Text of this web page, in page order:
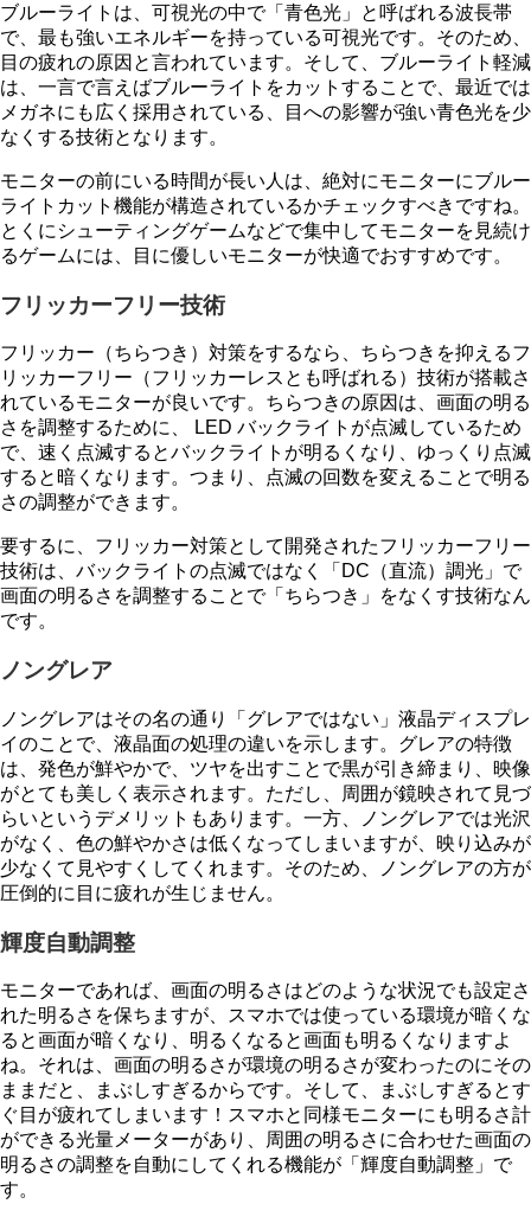
ブルーライトは、可視光の中で「青色光」と呼ばれる波長帯
で、最も強いエネルギーを持っている可視光です。そのため、
目の疲れの原因と言われています。そして、ブルーライト軽減
は、一言で言えばブルーライトをカットすることで、最近では
メガネにも広く採用されている、目への影響が強い青色光を少
なくする技術となります。
モニターの前にいる時間が長い人は、絶対にモニターにブルー
ライトカット機能が構造されているかチェックすべきですね。
とくにシューティングゲームなどで集中してモニターを見続け
るゲームには、目に優しいモニターが快適でおすすめです。
フリッカーフリー技術
フリッカー（ちらつき）対策をするなら、ちらつきを抑えるフ
リッカーフリー（フリッカーレスとも呼ばれる）技術が搭載さ
れているモニターが良いです。ちらつきの原因は、画面の明る
さを調整するために、 LED バックライトが点滅しているため
で、速く点滅するとバックライトが明るくなり、ゆっくり点滅
すると暗くなります。つまり、点滅の回数を変えることで明る
さの調整ができます。
要するに、フリッカー対策として開発されたフリッカーフリー
技術は、バックライトの点滅ではなく「DC（直流）調光」で
画面の明るさを調整することで「ちらつき」をなくす技術なん
です。
ノングレア
ノングレアはその名の通り「グレアではない」液晶ディスプレ
イのことで、液晶面の処理の違いを示します。グレアの特徴
は、発色が鮮やかで、ツヤを出すことで黒が引き締まり、映像
がとても美しく表示されます。ただし、周囲が鏡映されて見づ
らいというデメリットもあります。一方、ノングレアでは光沢
がなく、色の鮮やかさは低くなってしまいますが、映り込みが
少なくて見やすくしてくれます。そのため、ノングレアの方が
圧倒的に目に疲れが生じません。
輝度自動調整
モニターであれば、画面の明るさはどのような状況でも設定さ
れた明るさを保ちますが、スマホでは使っている環境が暗くな
ると画面が暗くなり、明るくなると画面も明るくなりますよ
ね。それは、画面の明るさが環境の明るさが変わったのにその
ままだと、まぶしすぎるからです。そして、まぶしすぎるとす
ぐ目が疲れてしまいます！スマホと同様モニターにも明るさ計
ができる光量メーターがあり、周囲の明るさに合わせた画面の
明るさの調整を自動にしてくれる機能が「輝度自動調整」で
す。